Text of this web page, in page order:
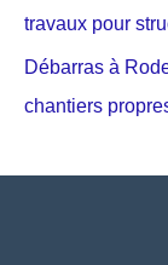
travaux pour
Débarras à
chantiers